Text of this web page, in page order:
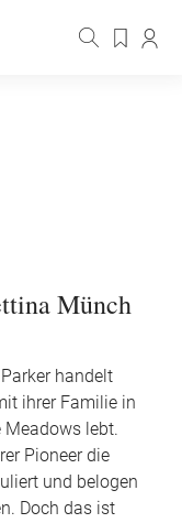
Münch
handelt
ihrer Familie in
lebt.
Pioneer die
und belogen
Doch das ist